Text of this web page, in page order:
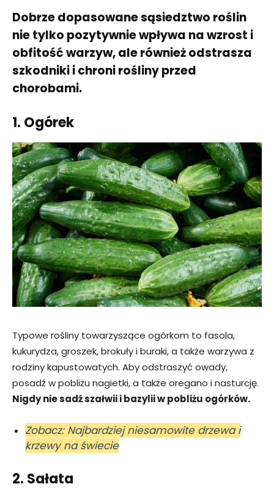
Dobrze dopasowane sąsiedztwo roślin
nie tylko pozytywnie wpływa na wzrost i
obfitość warzyw, ale również odstrasza
szkodniki i chroni rośliny przed
chorobami.
1. Ogórek
Typowe rośliny towarzyszące ogórkom to fasola,
kukurydza, groszek, brokuły i buraki, a także warzywa z
rodziny kapustowatych. Aby odstraszyć owady,
posadź w pobliżu nagietki, a także oregano i nasturcję.
Nigdy nie sadź szałwii i bazylii w pobliżu ogórków.
Zobacz: Najbardziej niesamowite drzewa i
krzewy na świecie
2. Sałata